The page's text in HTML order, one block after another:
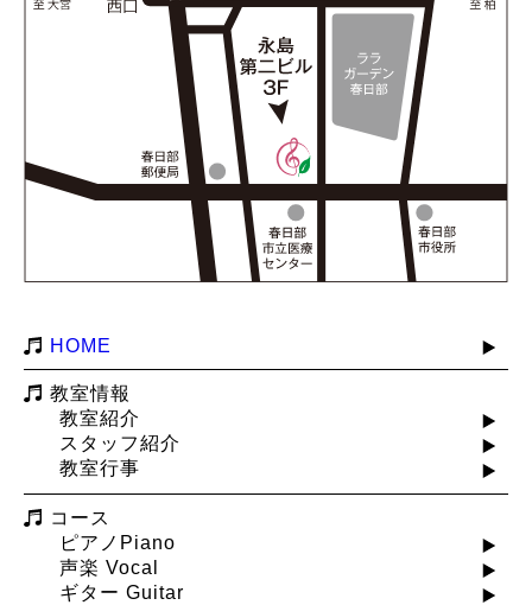
HOME
教室情報
教室紹介
スタッフ紹介
教室行事
コース
ピアノPiano
声楽 Vocal
ギター Guitar